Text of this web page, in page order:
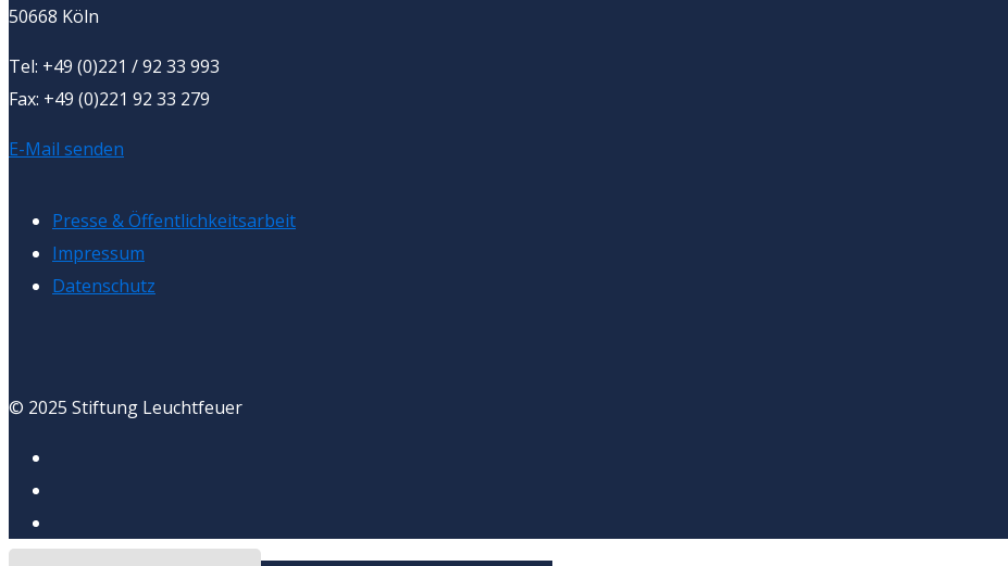
50668 Köln
Tel: +49 (0)221 / 92 33 993
Fax: +49 (0)221 92 33 279
E-Mail senden
Presse & Öffentlichkeitsarbeit
Impressum
Datenschutz
© 2025 Stiftung Leuchtfeuer